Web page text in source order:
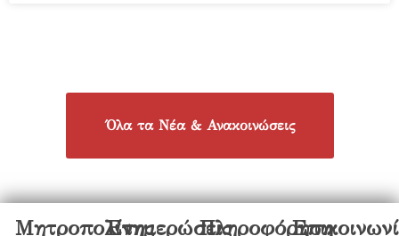
Όλα τα Νέα & Ανακοινώσεις
ΜητροπολίτηςΕνημερώσειςΠληροφόρηση